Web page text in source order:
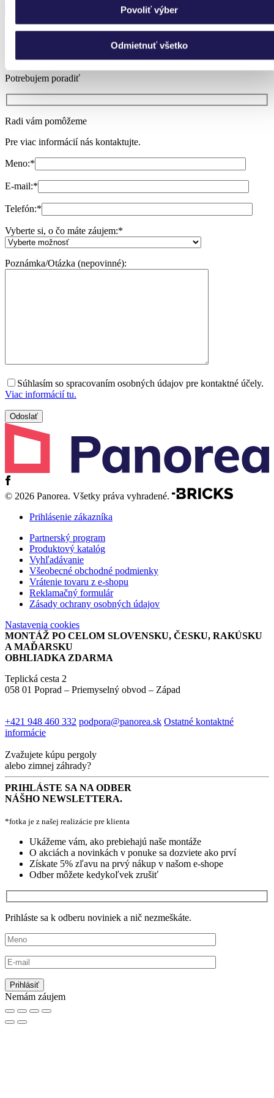
Povoliť výber
Odmietnuť všetko
Neviete si vybrať?
Nechajte si poradiť.
Potrebujem poradiť
Radi vám pomôžeme
Pre viac informácií nás kontaktujte.
Meno:*
E-mail:*
Telefón:*
Vyberte si, o čo máte záujem:*
Poznámka/Otázka (nepovinné):
Súhlasím so spracovaním osobných údajov pre kontaktné účely.
Viac informácií tu.
© 2026 Panorea. Všetky práva vyhradené.
Prihlásenie zákazníka
Partnerský program
Produktový katalóg
Vyhľadávanie
Všeobecné obchodné podmienky
Vrátenie tovaru z e-shopu
Reklamačný formulár
Zásady ochrany osobných údajov
Nastavenia cookies
MONTÁŽ PO CELOM SLOVENSKU, ČESKU, RAKÚSKU
A MAĎARSKU
OBHLIADKA ZDARMA
Teplická cesta 2
058 01 Poprad – Priemyselný obvod – Západ
+421 948 460 332 podpora@panorea.sk Ostatné kontaktné
informácie
Zvažujete kúpu pergoly
alebo zimnej záhrady?
PRIHLÁSTE SA NA ODBER
NÁŠHO NEWSLETTERA.
*fotka je z našej realizácie pre klienta
Ukážeme vám, ako prebiehajú naše montáže
O akciách a novinkách v ponuke sa dozviete ako prví
Získate 5% zľavu na prvý nákup v našom e-shope
Odber môžete kedykoľvek zrušiť
Prihláste sa k odberu noviniek a nič nezmeškáte.
Nemám záujem